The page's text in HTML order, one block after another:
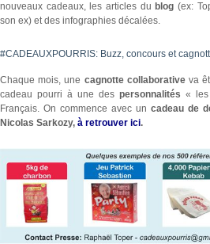
nouveaux cadeaux, les articles du blog (ex:
son ex) et des infographies décalées.
#CADEAUXPOURRIS: Buzz, concours et
Chaque mois, une cagnotte collaborativeva
cadeau pourri à une des personnalités «
Français. On commence avec uncadeau de
Nicolas Sarkozy, à retrouver ici.